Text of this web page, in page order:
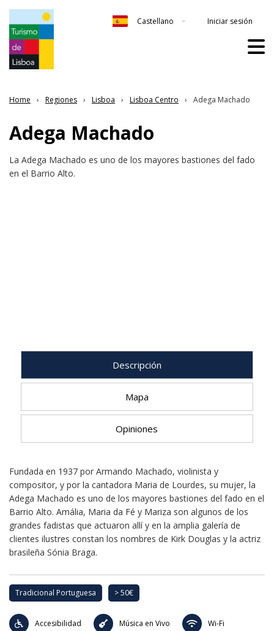
Castellano Iniciar sesión
Home Regiones Lisboa Lisboa Centro Adega Machado
Adega Machado
La Adega Machado es uno de los mayores bastiones del fado
en el Barrio Alto.
Descripción
Mapa
Opiniones
Fundada en 1937 por Armando Machado, violinista y
compositor, y por la cantadora Maria de Lourdes, su mujer, la
Adega Machado es uno de los mayores bastiones del fado en el
Barrio Alto. Amália, Maria da Fé y Mariza son algunos de los
grandes fadistas que actuaron allí y en la amplia galería de
clientes ilustres constan los nombres de Kirk Douglas y la actriz
brasileña Sónia Braga.
Tradicional Portuguesa > 50€
Accesibilidad Música en Vivo Wi-Fi